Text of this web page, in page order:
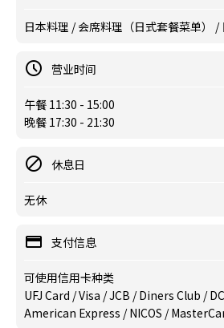
日本料理 / 会席料理（日式套餐菜单） /
营业时间
午餐 11:30 - 15:00
晚餐 17:30 - 21:30
休息日
无休
支付信息
可使用信用卡种类
UFJ Card / Visa / JCB / Diners Club /
American Express / NICOS /